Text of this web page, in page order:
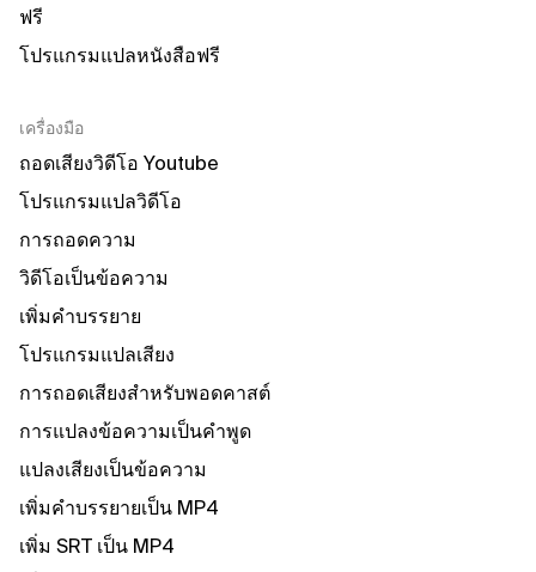
ฟรี
โปรแกรมแปลหนังสือฟรี
เครื่องมือ
ถอดเสียงวิดีโอ Youtube
โปรแกรมแปลวิดีโอ
การถอดความ
วิดีโอเป็นข้อความ
เพิ่มคําบรรยาย
โปรแกรมแปลเสียง
การถอดเสียงสําหรับพอดคาสต์
การแปลงข้อความเป็นคําพูด
แปลงเสียงเป็นข้อความ
เพิ่มคําบรรยายเป็น MP4
เพิ่ม SRT เป็น MP4